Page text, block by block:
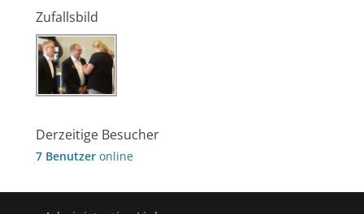
Zufallsbild
Derzeitige Besucher
7 Benutzer online